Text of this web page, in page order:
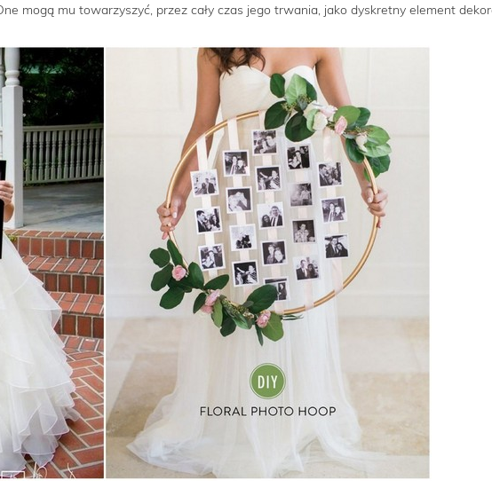
mogą mu towarzyszyć, przez cały czas jego trwania, jako dyskretny element